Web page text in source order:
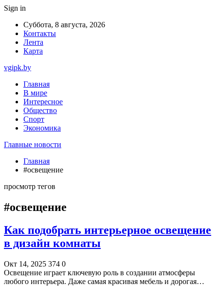
Sign in
Суббота, 8 августа, 2026
Контакты
Лента
Карта
vgipk.by
Главная
В мире
Интересное
Общество
Спорт
Экономика
Главные новости
Главная
#освещение
просмотр тегов
#освещение
Как подобрать интерьерное освещение
в дизайн комнаты
Окт 14, 2025 374 0
Освещение играет ключевую роль в создании атмосферы
любого интерьера. Даже самая красивая мебель и дорогая…